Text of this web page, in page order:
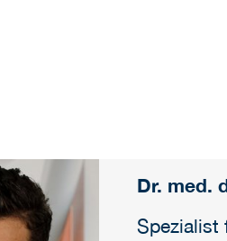
Dr. med.
Spezialist